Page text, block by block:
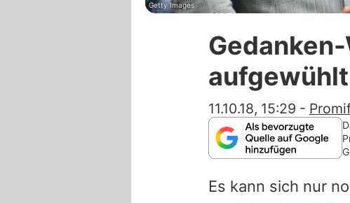
Getty Images
11.10.18, 15:29 -
Es kann sich nur